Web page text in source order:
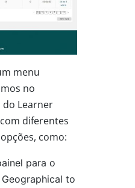
menu
no
do Learner
diferentes
como:
para o
to